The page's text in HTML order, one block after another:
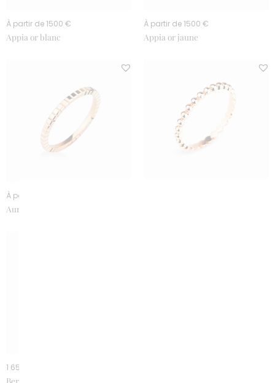
Appia or blanc
À partir de 1500 €
Appia or jaune
À partir de 1500 €
Aurore Alliance carré or
À partir de 950 €
Berceau or jaune
1 650 €